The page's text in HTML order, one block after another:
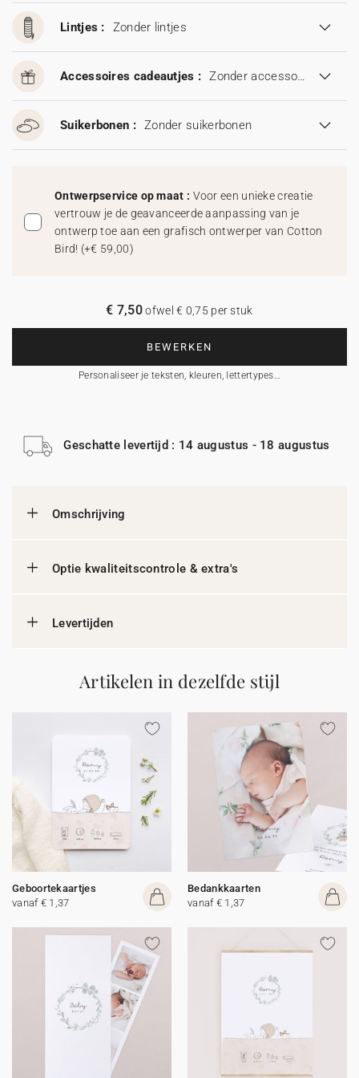
Lintjes : Zonder lintjes
Accessoires cadeautjes : Zonder accessoires cadeautjes
Suikerbonen : Zonder suikerbonen
Ontwerpservice op maat : Voor een unieke creatie
vertrouw je de geavanceerde aanpassing van je
ontwerp toe aan een grafisch ontwerper van Cotton
Bird! (+€ 59,00)
BEWERKEN
Personaliseer je teksten, kleuren, lettertypes…
€ 7,50ofwel € 0,75 per stuk
Geschatte levertijd : 14 augustus - 18 augustus
Omschrijving
Optie kwaliteitscontrole & extra's
Levertijden
Artikelen in dezelfde stijl
Geboortekaartjes
vanaf € 1,37
Bedankkaarten
vanaf € 1,37